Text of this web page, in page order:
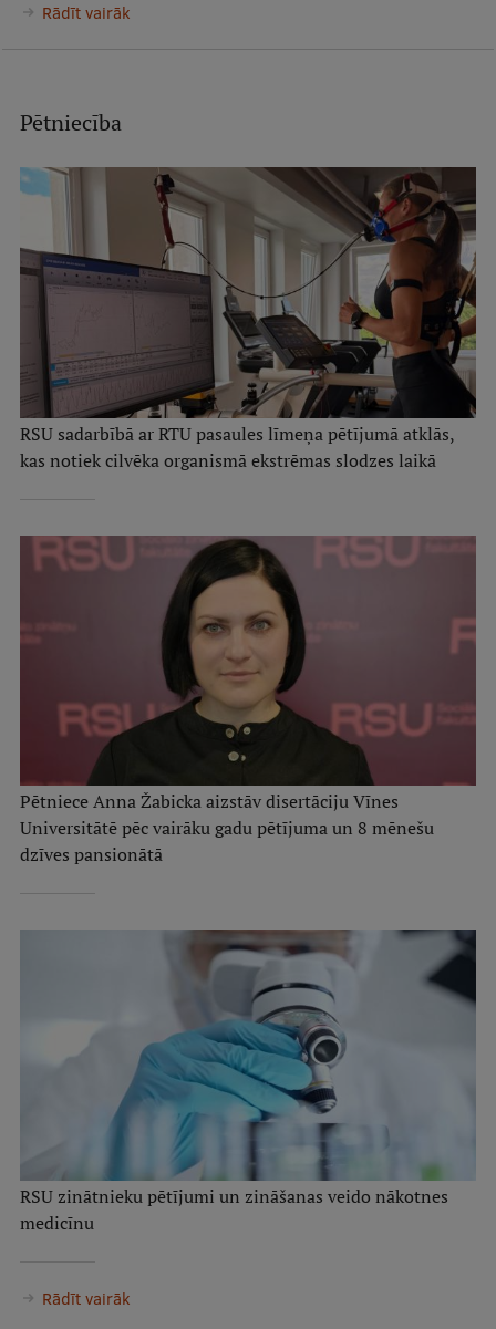
Rādīt vairāk
Pētniecība
Rādīt vairāk
RSU sadarbībā ar RTU pasaules līmeņa pētījumā atklās,
kas notiek cilvēka organismā ekstrēmas slodzes laikā
Pētniece Anna Žabicka aizstāv disertāciju Vīnes
Universitātē pēc vairāku gadu pētījuma un 8 mēnešu
dzīves pansionātā
RSU zinātnieku pētījumi un zināšanas veido nākotnes
medicīnu